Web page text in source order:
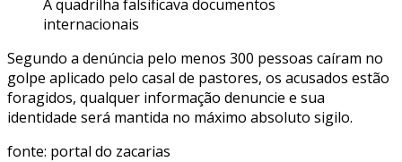
A quadrilha falsificava documentos
internacionais
Segundo a denúncia pelo menos 300 pessoas caíram no
golpe aplicado pelo casal de pastores, os acusados estão
foragidos, qualquer informação denuncie e sua
identidade será mantida no máximo absoluto sigilo.
fonte: portal do zacarias